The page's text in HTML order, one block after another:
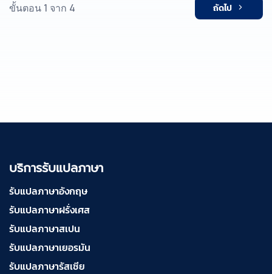
ขั้นตอน 1 จาก 4 ถัดไป
บริการรับแปลภาษา
รับแปลภาษาอังกฤษ
รับแปลภาษาฝรั่งเศส
รับแปลภาษาสเปน
รับแปลภาษาเยอรมัน
รับแปลภาษารัสเซีย